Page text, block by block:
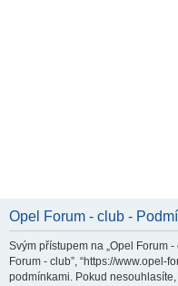
Opel Forum - club -
Svým přístupem na „Opel Forum -
Forum - club”, “https://www.opel-
podmínkami. Pokud